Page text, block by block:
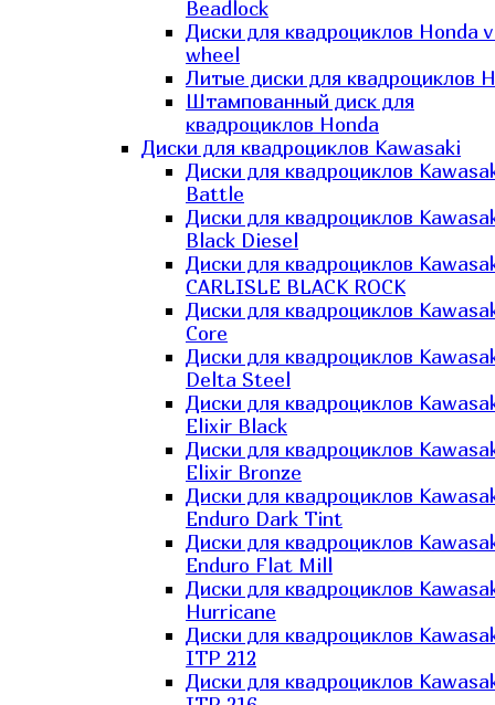
Beadlock
Диски для квадроциклов Honda
wheel
Литые диски для квадроциклов
Штампованный диск для
квадроциклов Honda
Диски для квадроциклов Kawasaki
Диски для квадроциклов
Battle
Диски для квадроциклов
Black Diesel
Диски для квадроциклов
CARLISLE BLACK ROCK
Диски для квадроциклов
Core
Диски для квадроциклов
Delta Steel
Диски для квадроциклов
Elixir Black
Диски для квадроциклов
Elixir Bronze
Диски для квадроциклов
Enduro Dark Tint
Диски для квадроциклов
Enduro Flat Mill
Диски для квадроциклов
Hurricane
Диски для квадроциклов
ITP 212
Диски для квадроциклов